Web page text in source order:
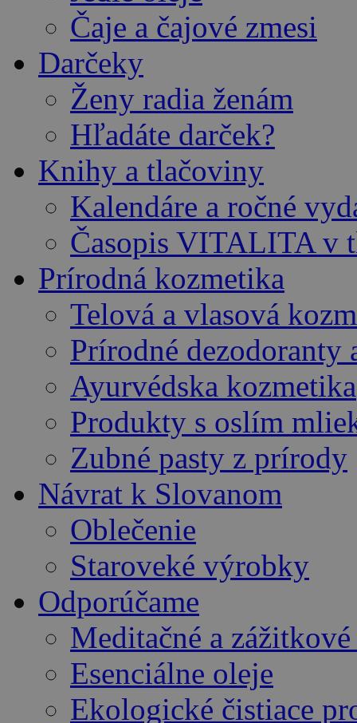
Čaje a čajové zmesi
Darčeky
Ženy radia ženám
Hľadáte darček?
Knihy a tlačoviny
Kalendáre a ročné
Časopis VITALITA v
Prírodná kozmetika
Telová a vlasová
Prírodné dezodoranty
Ayurvédska kozmetika
Produkty s oslím
Zubné pasty z prírody
Návrat k Slovanom
Oblečenie
Staroveké výrobky
Odporúčame
Meditačné a
Esenciálne oleje
Ekologické čistiace